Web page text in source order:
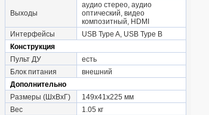
Выходы
аудио стерео, аудио
оптический, видео
композитный, HDMI
Интерфейсы
USB Type A, USB Type B
Конструкция
Пульт ДУ
есть
Блок питания
внешний
Дополнительно
Размеры (ШxВxГ)
149x41x225 мм
Вес
1.05 кг